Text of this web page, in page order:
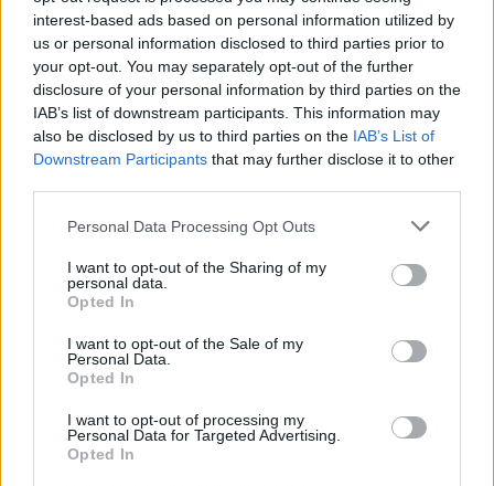
interest-based ads based on personal information utilized by
us or personal information disclosed to third parties prior to
your opt-out. You may separately opt-out of the further
disclosure of your personal information by third parties on the
IAB’s list of downstream participants. This information may
also be disclosed by us to third parties on the IAB’s List of
Downstream Participants that may further disclose it to other
Personal Data Processing Opt Outs
I want to opt-out of the Sharing of my
personal data.
Opted In
I want to opt-out of the Sale of my
Personal Data.
Opted In
I want to opt-out of processing my
Personal Data for Targeted Advertising.
Opted In